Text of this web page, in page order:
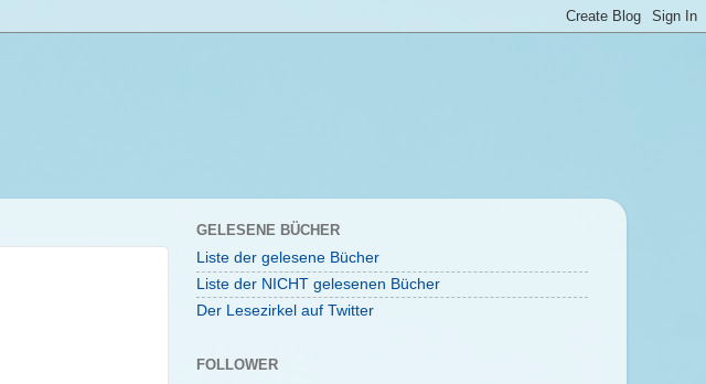
GELESENE BÜCHER
Liste der gelesene Bücher
Liste der NICHT gelesenen Bücher
Der Lesezirkel auf Twitter
FOLLOWER